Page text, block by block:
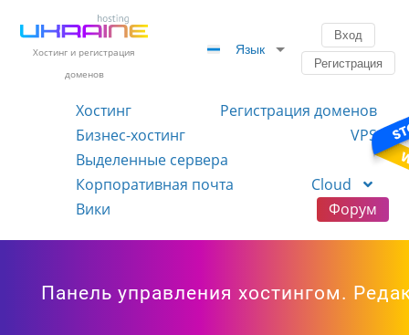
Хостинг и регистрация
доменов
Язык
Вход
Регистрация
Хостинг
Регистрация доменов
Бизнес-хостинг
VPS
Выделенные сервера
Корпоративная почта
Cloud
Вики
Форум
Панель управления хостингом.